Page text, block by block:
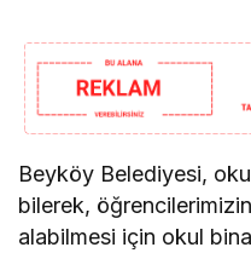
Beyköy Belediyesi,
bilerek,
alabilmesi için okul